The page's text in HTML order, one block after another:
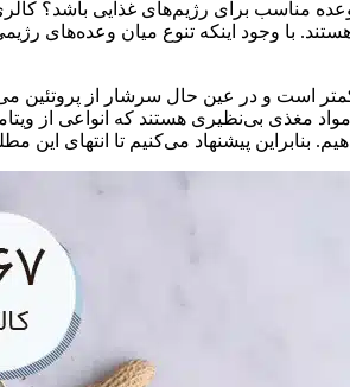
مناسب برای رژیم‌های غذایی باشد؟
با وجود اینکه تنوع میان وعده‌های
است و در عین حال سرشار از پروتئین
مواد مغذی بی‌نظیری هستند که انواعی
بنابراین پیشنهاد می‌کنیم تا انتهای این